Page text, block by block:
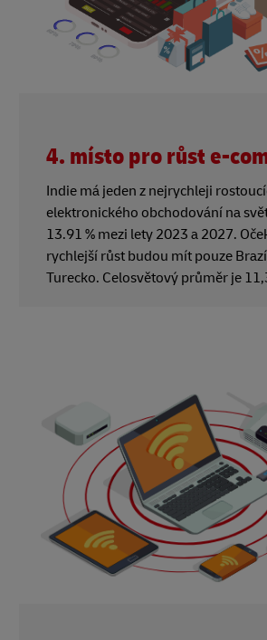
4. místo pro růst e-
Indie má jeden z nejrychleji
elektronického obchodování na
13.91 % mezi lety 2023 a 2027.
rychlejší růst budou mít pouze
Turecko. Celosvětový průměr je